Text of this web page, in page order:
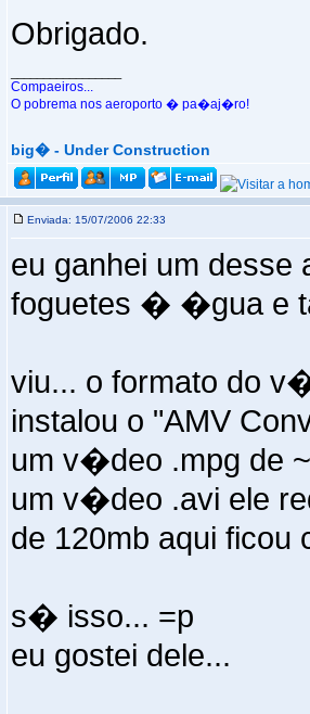
Obrigado.
Compaeiros...
O pobrema nos aeroporto � pa�aj�ro!
big� - Under Construction
Enviada: 15/07/2006 22:33
eu ganhei um
foguetes � �gua e
viu... o formato do
instalou o "AMV
um v�deo .mpg de
um v�deo .avi ele
de 120mb aqui ficou
s� isso... =p
eu gostei dele...